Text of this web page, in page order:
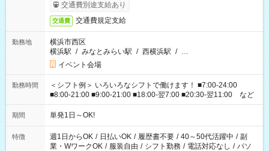
交通費別途支給あり
交通費 交通費規定支給
勤務地
横浜市西区
横浜駅 / みなとみらい駅 / 西横浜駅 / …
イベント会場
勤務時間
＜シフト例＞ いろいろなシフトで働けます！ ■7:00-24:00
■8:00-21:00 ■9:00-21:00 ■18:00-翌7:00 ■20:30-翌11:00 など
期間 単発1日～OK!
特徴 週1日からOK / 日払いOK / 履歴書不要 / 40～50代活躍中 / 副
業・WワークOK / 服装自由 / シフト勤務 / 電話対応なし / パソ